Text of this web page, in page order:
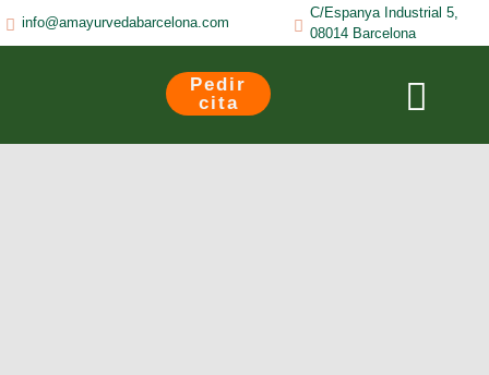
to
content
info@amayurvedabarcelona.com
C/Espanya Industrial 5,
08014 Barcelona
Pedir
cita